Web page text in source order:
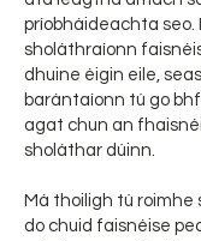
príobháideachta seo.
sholáthraíonn
dhuine éigin eile,
barántaíonn tú go
agat chun an
sholáthar dúinn.
Má thoiligh tú roimhe
do chuid faisnéise